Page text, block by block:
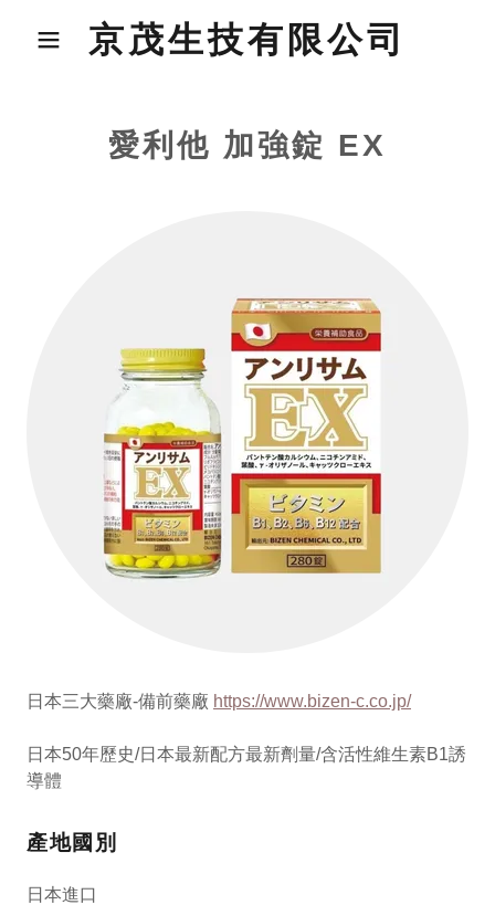
京茂生技有限公司
愛利他 加強錠 EX
日本三大藥廠-備前藥廠 https://www.bizen-c.co.jp/
日本50年歷史/日本最新配方最新劑量/含活性維生素B1誘
導體
產地國別
日本進口